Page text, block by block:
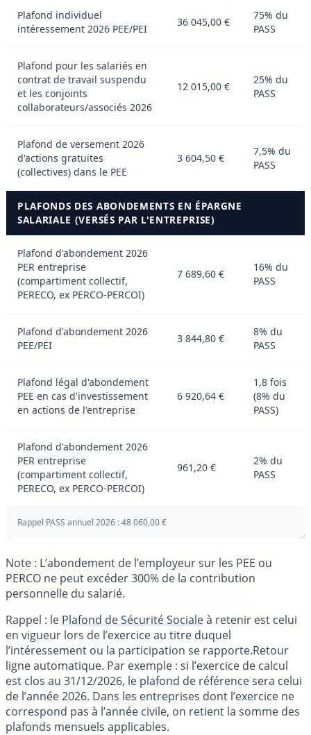
Plafond individuel
intéressement 2026 PEE/PEI
36 045,00 €
75% du
PASS
Plafond pour les salariés en
contrat de travail suspendu
et les conjoints
collaborateurs/associés 2026
12 015,00 €
25% du
PASS
Plafond de versement 2026
d'actions gratuites
(collectives) dans le PEE
3 604,50 €
7,5% du
PASS
PLAFONDS DES ABONDEMENTS EN ÉPARGNE
SALARIALE (VERSÉS PAR L'ENTREPRISE)
Plafond d'abondement 2026
PER entreprise
(compartiment collectif,
PERECO, ex PERCO-PERCOI)
7 689,60 €
16% du
PASS
Plafond d'abondement 2026
PEE/PEI
3 844,80 €
8% du
PASS
Plafond légal d'abondement
PEE en cas d'investissement
en actions de l'entreprise
6 920,64 €
1,8 fois
(8% du
PASS)
Plafond d'abondement 2026
PER entreprise
(compartiment collectif,
PERECO, ex PERCO-PERCOI)
961,20 €
2% du
PASS
Rappel PASS annuel 2026 : 48 060,00 €
Note : L’abondement de l’employeur sur les PEE ou
PERCO ne peut excéder 300% de la contribution
personnelle du salarié.
Rappel : le Plafond de Sécurité Socialeà retenir est celui
en vigueur lors de l’exercice au titre duquel
l’intéressement ou la participation se rapporte.Retour
ligne automatique. Par exemple : si l’exercice de calcul
est clos au 31/12/2026, le plafond de référence sera celui
de l’année 2026. Dans les entreprises dont l’exercice ne
correspond pas à l’année civile, on retient la somme des
plafonds mensuels applicables.